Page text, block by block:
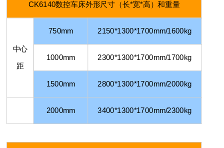
CK6140数控车床外形尺寸（长*宽*高）和重量
中心
距
750mm 2150*1300*1700mm/1600kg
1000mm 2300*1300*1700mm/1700kg
1500mm 2800*1300*1700mm/2000kg
2000mm 3400*1300*1700mm/2300kg